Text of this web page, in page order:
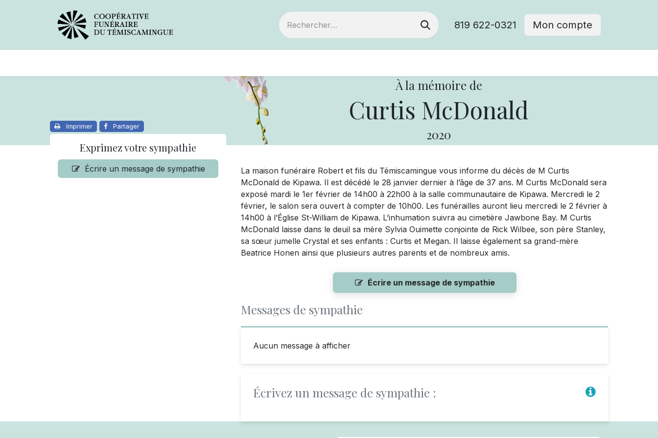
819 622-0321 Mon compte
À la mémoire de
Curtis McDonald
2020
Imprimer Partager
Exprimez votre sympathie
Écrire un message de sympathie
La maison funéraire Robert et fils du Témiscamingue vous informe du décès de M Curtis
McDonald de Kipawa. Il est décédé le 28 janvier dernier à l’âge de 37 ans. M Curtis McDonald sera
exposé mardi le 1er février de 14h00 à 22h00 à la salle communautaire de Kipawa. Mercredi le 2
février, le salon sera ouvert à compter de 10h00. Les funérailles auront lieu mercredi le 2 février à
14h00 à l’Église St-William de Kipawa. L’inhumation suivra au cimetière Jawbone Bay. M Curtis
McDonald laisse dans le deuil sa mère Sylvia Ouimette conjointe de Rick Wilbee, son père Stanley,
sa sœur jumelle Crystal et ses enfants : Curtis et Megan. Il laisse également sa grand-mère
Beatrice Honen ainsi que plusieurs autres parents et de nombreux amis.
Écrire un message de sympathie
Messages de sympathie
Aucun message à afficher
Écrivez un message de sympathie :